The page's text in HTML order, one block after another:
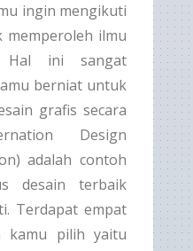
ingin mengikuti
memperoleh ilmu
Hal ini sangat
berniat untuk
grafis secara
Design
adalah contoh
desain terbaik
Terdapat empat
kamu pilih yaitu